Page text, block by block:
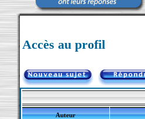
Accès au profil
Auteur